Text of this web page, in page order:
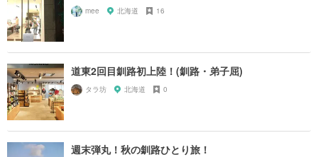
mee 北海道 16
道東2回目釧路初上陸！(釧路・弟子屈)
タラ坊 北海道 0
週末弾丸！秋の釧路ひとり旅！